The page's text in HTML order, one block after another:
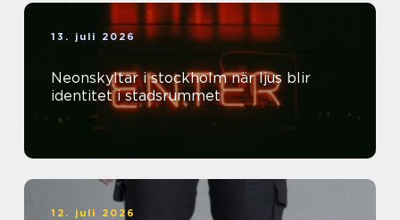
13. juli 2026
Neonskyltar i stockholm när ljus blir
identitet i stadsrummet
12. juli 2026